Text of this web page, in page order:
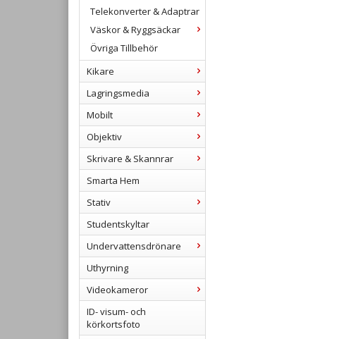
Telekonverter & Adaptrar
Väskor & Ryggsäckar
Övriga Tillbehör
Kikare
Lagringsmedia
Mobilt
Objektiv
Skrivare & Skannrar
Smarta Hem
Stativ
Studentskyltar
Undervattensdrönare
Uthyrning
Videokameror
ID- visum- och
körkortsfoto